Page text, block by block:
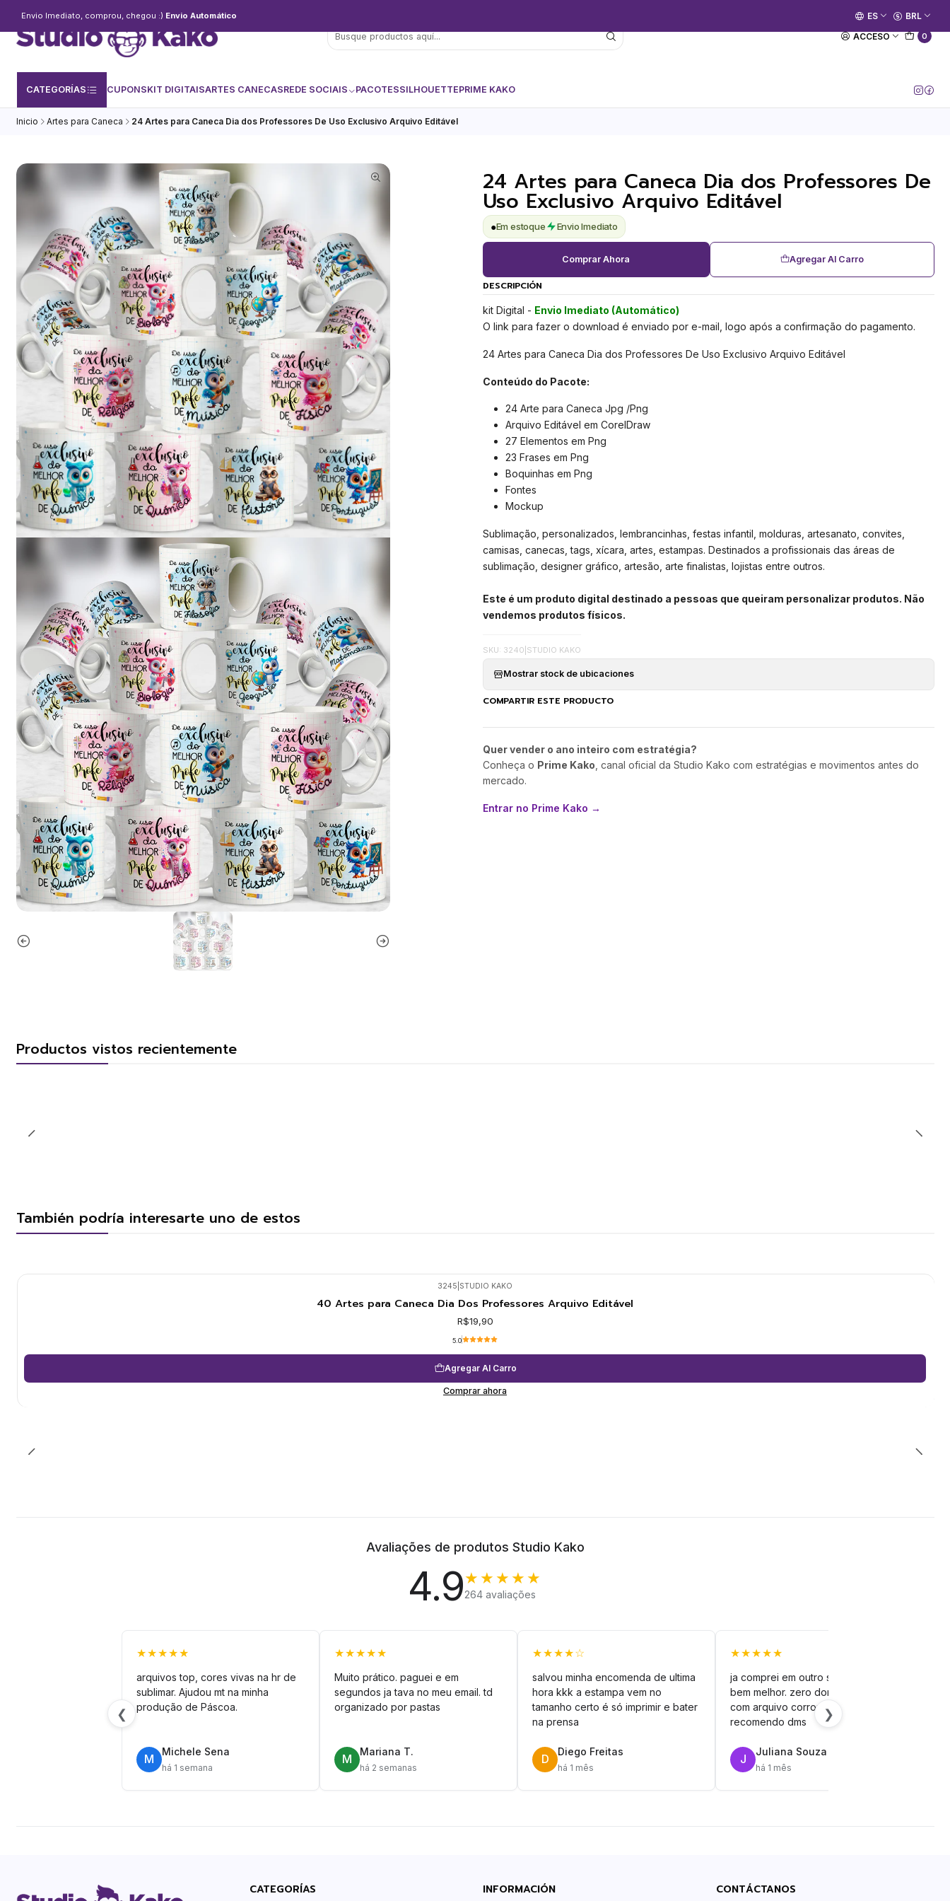
ACCESO 0
CATEGORÍAS CUPONSKIT DIGITAISARTES CANECASREDE SOCIAIS PACOTESSILHOUETTEPRIME KAKO
Envio Imediato, comprou, chegou :) Envio Automático [Entrar no Canal]
ES BRL
Inicio Artes para Caneca 24 Artes para Caneca Dia dos Professores De Uso Exclusivo Arquivo Editável
24 Artes para Caneca Dia dos Professores De
Uso Exclusivo Arquivo Editável
●Em estoque Envio Imediato
Agregar Al Carro
Comprar Ahora
DESCRIPCIÓN
kit Digital - Envio Imediato (Automático)
O link para fazer o download é enviado por e-mail, logo após a confirmação do pagamento.
24 Artes para Caneca Dia dos Professores De Uso Exclusivo Arquivo Editável
Conteúdo do Pacote:
24 Arte para Caneca Jpg /Png
Arquivo Editável em CorelDraw
27 Elementos em Png
23 Frases em Png
Boquinhas em Png
Fontes
Mockup
Sublimação, personalizados, lembrancinhas, festas infantil, molduras, artesanato, convites,
camisas, canecas, tags, xícara, artes, estampas. Destinados a profissionais das áreas de
sublimação, designer gráfico, artesão, arte finalistas, lojistas entre outros.
Este é um produto digital destinado a pessoas que queiram personalizar produtos. Não
vendemos produtos físicos.
SKU: 3240 STUDIO KAKO
Mostrar stock de ubicaciones
COMPARTIR ESTE PRODUCTO
Quer vender o ano inteiro com estratégia?
Conheça o Prime Kako , canal oficial da Studio Kako com estratégias e movimentos antes do
mercado.
Entrar no Prime Kako →
Productos vistos recientemente
También podría interesarte uno de estos
3245 STUDIO KAKO
40 Artes para Caneca Dia Dos Professores Arquivo Editável
R$19,90
5.0
Agregar Al Carro
Comprar ahora
Avaliações de produtos Studio Kako
4.9★★★★★
264 avaliações
❮
★★★★★
arquivos top, cores vivas na hr de
sublimar. Ajudou mt na minha
produção de Páscoa.
M
Michele Sena
há 1 semana
★★★★★
Muito prático. paguei e em
segundos ja tava no meu email. td
organizado por pastas
M
Mariana T.
há 2 semanas
★★★★☆
salvou minha encomenda de ultima
hora kkk a estampa vem no
tamanho certo é só imprimir e bater
na prensa
D
Diego Freitas
há 1 mês
★★★★★
ja comprei em outro site mas esse é
bem melhor. zero dor de cabeça
com arquivo corrompido.
recomendo dms
J
Juliana Souza
há 1 mês
❯
CATEGORÍAS INFORMACIÓN CONTÁCTANOS